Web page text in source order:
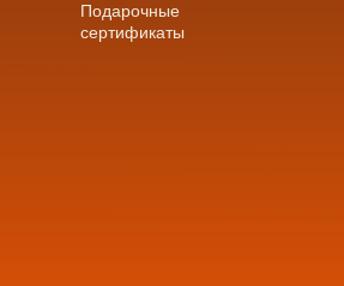
Подарочные
сертификаты